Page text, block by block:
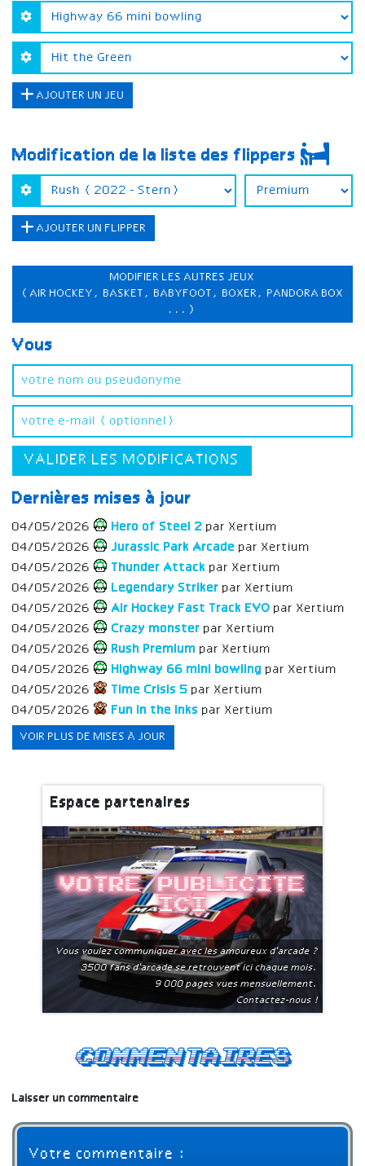
AJOUTER UN JEU
Modification de la liste des flippers
AJOUTER UN FLIPPER
MODIFIER LES AUTRES JEUX
(AIR HOCKEY, BASKET, BABYFOOT, BOXER, PANDORA BOX
...)
Vous
VALIDER LES MODIFICATIONS
Dernières mises à jour
04/05/2026 Hero of Steel 2 par Xertium
04/05/2026
Jurassic Park Arcade par Xertium
04/05/2026
Thunder Attack par Xertium
04/05/2026
Legendary Striker par Xertium
04/05/2026
Air Hockey Fast Track EVO par Xertium
04/05/2026
Crazy monster par Xertium
04/05/2026
Rush Premium par Xertium
04/05/2026
Highway 66 mini bowling par Xertium
04/05/2026
Time Crisis 5 par Xertium
04/05/2026
Fun in the Inks par Xertium
VOIR PLUS DE MISES À JOUR
Espace partenaires
Votre publicite
ici
Vous voulez communiquer avec les amoureux d'arcade ?
3500 fans d'arcade se retrouvent ici chaque mois.
9 000 pages vues mensuellement.
Contactez-nous !
Commentaires
Laisser un commentaire